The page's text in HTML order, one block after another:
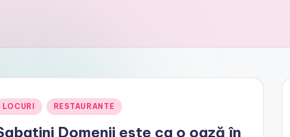
LOCURI RESTAURANTE
Domenii este ca o oază în